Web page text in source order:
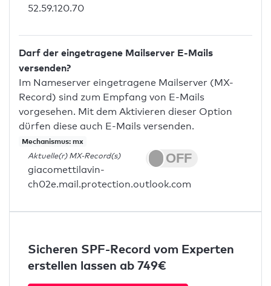
52.59.120.70
Darf der eingetragene Mailserver E-Mails
versenden?
Im Nameserver eingetragene Mailserver (MX-
Record) sind zum Empfang von E-Mails
vorgesehen. Mit dem Aktivieren dieser Option
dürfen diese auch E-Mails versenden.
Mechanismus: mx
Aktuelle(r) MX-Record(s)
giacomettilavin-
ch02e.mail.protection.outlook.com
Sicheren SPF-Record vom Experten
erstellen lassen ab 749€